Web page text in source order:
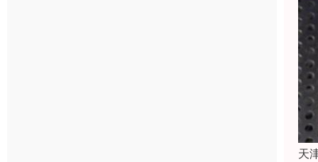
天